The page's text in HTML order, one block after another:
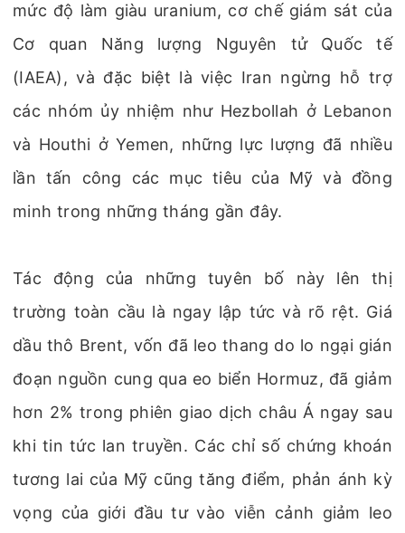
mức độ làm giàu uranium, cơ chế giám sát của
Cơ quan Năng lượng Nguyên tử Quốc tế
(IAEA), và đặc biệt là việc Iran ngừng hỗ trợ
các nhóm ủy nhiệm như Hezbollah ở Lebanon
và Houthi ở Yemen, những lực lượng đã nhiều
lần tấn công các mục tiêu của Mỹ và đồng
minh trong những tháng gần đây.
Tác động của những tuyên bố này lên thị
trường toàn cầu là ngay lập tức và rõ rệt. Giá
dầu thô Brent, vốn đã leo thang do lo ngại gián
đoạn nguồn cung qua eo biển Hormuz, đã giảm
hơn 2% trong phiên giao dịch châu Á ngay sau
khi tin tức lan truyền. Các chỉ số chứng khoán
tương lai của Mỹ cũng tăng điểm, phản ánh kỳ
vọng của giới đầu tư vào viễn cảnh giảm leo